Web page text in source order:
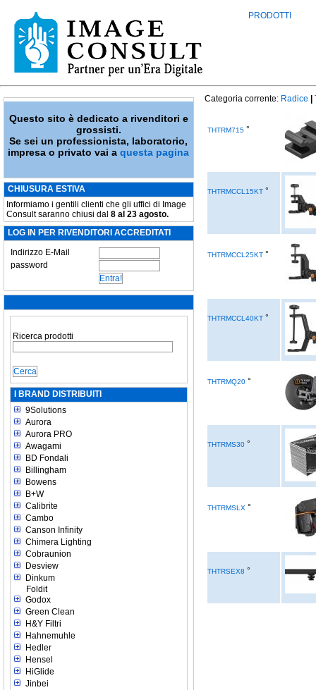
PRODOTTI
Questo sito è dedicato a rivenditori e
grossisti.
Se sei un professionista, laboratorio,
impresa o privato vai aquesta pagina
CHIUSURA ESTIVA
Informiamo i gentili clienti che gli uffici di Image
Consult saranno chiusi dal 8 al 23 agosto.
LOG IN PER RIVENDITORI ACCREDITATI
Indirizzo E-Mail
password
Ricerca prodotti
I BRAND DISTRIBUITI
9Solutions
Aurora
Aurora PRO
Awagami
BD Fondali
Billingham
Bowens
B+W
Calibrite
Cambo
Canson Infinity
Chimera Lighting
Cobraunion
Desview
Dinkum
Foldit
Godox
Green Clean
H&Y Filtri
Hahnemuhle
Hedler
Hensel
HiGlide
Jinbei
Categoria corrente: Radice
THTRM715 °
THTRMCCL15KT °
THTRMCCL25KT °
THTRMCCL40KT °
THTRMQ20 °
THTRMS30 °
THTRMSLX °
THTRSEX8 °